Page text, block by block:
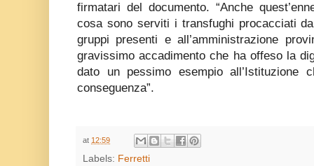
firmatari del documento. “Anche
cosa sono serviti i transfughi procacciati
gruppi presenti e all’amministrazione
gravissimo accadimento che ha offeso la
dato un pessimo esempio all’Istituzione
conseguenza”.
at 12:59
Labels: Ferretti